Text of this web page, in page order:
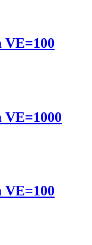
VE=100
VE=1000
VE=100